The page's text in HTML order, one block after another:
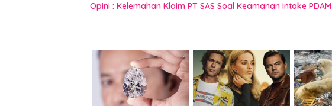
Opini : Kelemahan Klaim PT SAS Soal Keamanan Intake PDAM